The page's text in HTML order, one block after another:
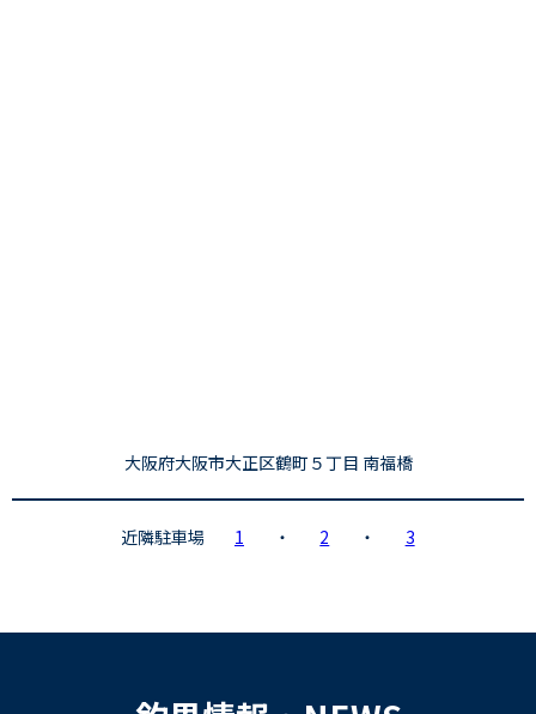
大阪府大阪市大正区鶴町５丁目 南福橋
近隣駐車場 1 ・ 2 ・ 3